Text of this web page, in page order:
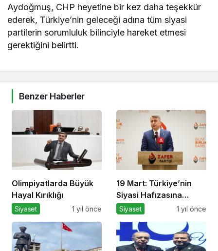
Aydoğmuş, CHP heyetine bir kez daha teşekkür
ederek, Türkiye’nin geleceği adına tüm siyasi
partilerin sorumluluk bilinciyle hareket etmesi
gerektiğini belirtti.
Benzer Haberler
Olimpiyatlarda Büyük
Hayal Kırıklığı
Siyaset 1 yıl önce
19 Mart: Türkiye’nin
Siyasi Hafızasına
Kazınan Sivil Darbe
Siyaset 1 yıl önce